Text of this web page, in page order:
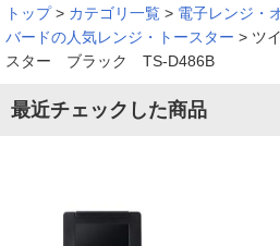
見た目のオシャレな感じも凄く気に
時の音や、焼けたお知らせの音もか
トップ > カテゴリ一覧 > 電子レンジ・
バードの人気レンジ・トースター > ツ
スター ブラック TS-D486B
最近チェックした商品